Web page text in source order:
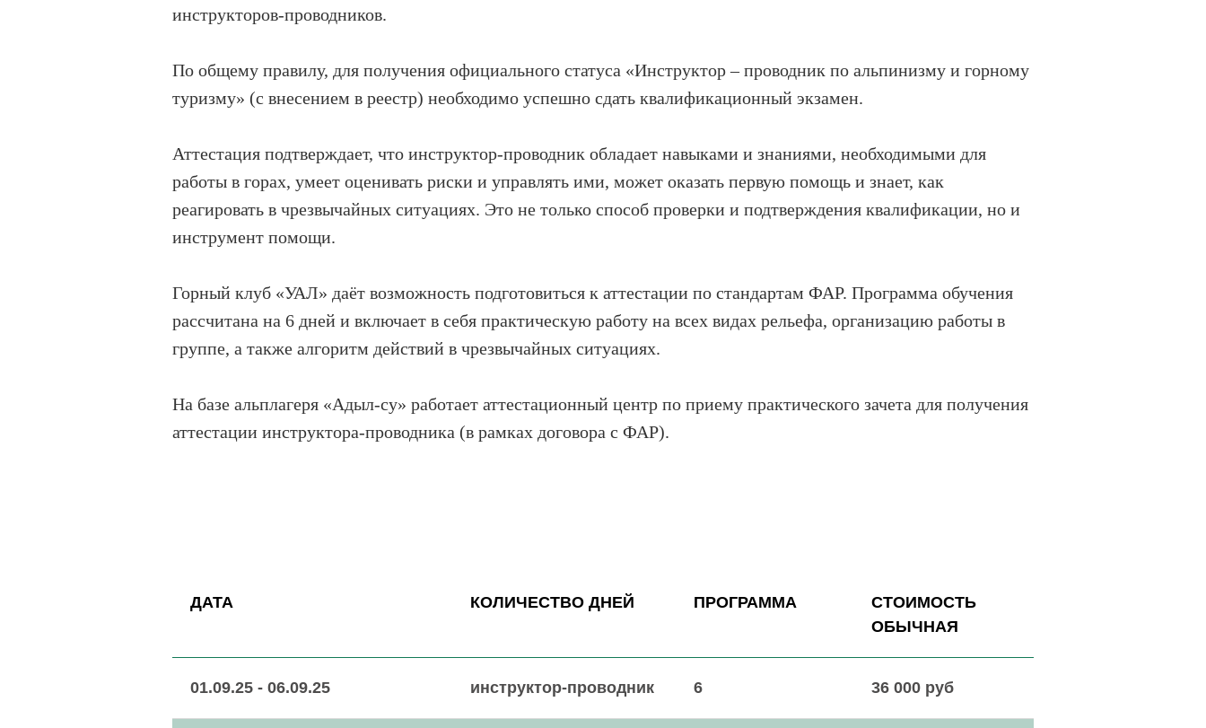
инструкторов-проводников.
По общему правилу, для получения официального статуса «Инструктор – проводник по альпинизму и горному
туризму» (с внесением в реестр) необходимо успешно сдать квалификационный экзамен.
Аттестация подтверждает, что инструктор-проводник обладает навыками и знаниями, необходимыми для
работы в горах, умеет оценивать риски и управлять ими, может оказать первую помощь и знает, как
реагировать в чрезвычайных ситуациях. Это не только способ проверки и подтверждения квалификации, но и
инструмент помощи.
Горный клуб «УАЛ» даёт возможность подготовиться к аттестации по стандартам ФАР. Программа обучения
рассчитана на 6 дней и включает в себя практическую работу на всех видах рельефа, организацию работы в
группе, а также алгоритм действий в чрезвычайных ситуациях.
На базе альплагеря «Адыл-су» работает аттестационный центр по приему практического зачета для получения
аттестации инструктора-проводника (в рамках договора с ФАР).
ДАТА КОЛИЧЕСТВО ДНЕЙ ПРОГРАММА
СТОИМОСТЬ
ОБЫЧНАЯ
01.09.25 - 06.09.25 инструктор-проводник 6 36 000 руб